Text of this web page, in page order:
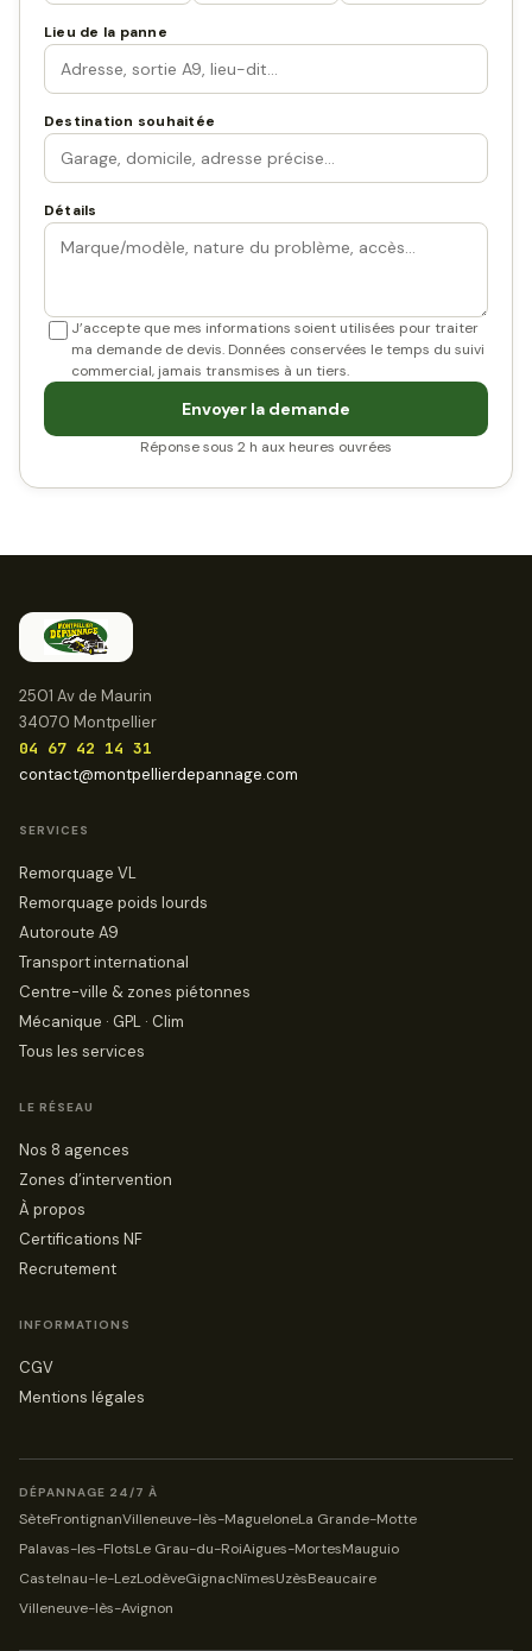
Lieu de la panne
Destination souhaitée
Détails
J’accepte que mes informations soient utilisées pour traiter
ma demande de devis. Données conservées le temps du suivi
commercial, jamais transmises à un tiers.
Envoyer la demande
Réponse sous 2 h aux heures ouvrées
2501 Av de Maurin
34070 Montpellier
04 67 42 14 31
contact@montpellierdepannage.com
SERVICES
Remorquage VL
Remorquage poids lourds
Autoroute A9
Transport international
Centre-ville & zones piétonnes
Mécanique · GPL · Clim
Tous les services
LE RÉSEAU
Nos 8 agences
Zones d’intervention
À propos
Certifications NF
Recrutement
INFORMATIONS
CGV
Mentions légales
DÉPANNAGE 24/7 À
SèteFrontignanVilleneuve-lès-MagueloneLa Grande-Motte
Palavas-les-FlotsLe Grau-du-RoiAigues-MortesMauguio
Castelnau-le-LezLodèveGignacNîmesUzèsBeaucaire
Villeneuve-lès-Avignon